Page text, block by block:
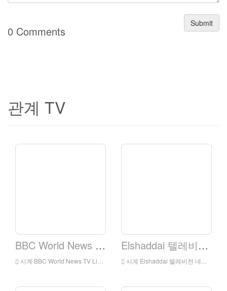
Submit
0 Comments
관계 TV
BBC World News TV.
시계 BBC World News TV Live 온라인, BBC 월드 뉴스 TV HD 라이브 스트리밍, BBC World News TV 시계 Live TV
Elshaddai 텔레비전 네트워크
시계 Elshaddai 텔레비전 네트워크 라이브 온라인, Elshaddai 텔레비전 네트워크 HD 라이브 스트리밍, Elshaddai 텔레비전 네트워크 시계 Live TV